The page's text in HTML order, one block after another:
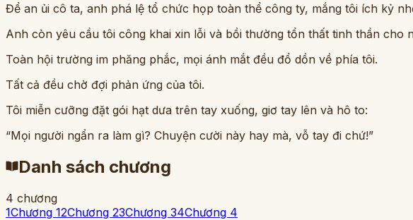
Để an ủi cô ta, anh phá lệ tổ chức họp toàn thể công ty, mắng tôi ích kỷ
Anh còn yêu cầu tôi công khai xin lỗi và bồi thường tổn thất tinh thần cho
Toàn hội trường im phăng phắc, mọi ánh mắt đều đổ dồn về phía tôi.
Tất cả đều chờ đợi phản ứng của tôi.
Tôi miễn cưỡng đặt gói hạt dưa trên tay xuống, giơ tay lên và hô to:
“Mọi người ngẩn ra làm gì? Chuyện cười này hay mà, vỗ tay đi chứ!”
Danh sách chương
4 chương
1Chương 12Chương 23Chương 34Chương 4